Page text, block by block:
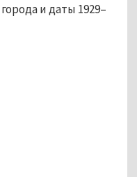
и даты 1929–